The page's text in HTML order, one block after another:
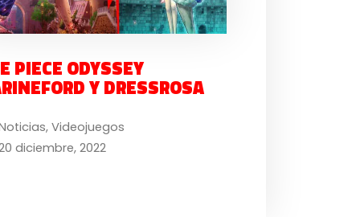
PIECE ODYSSEY
Y DRESSROSA
,Videojuegos
diciembre, 2022